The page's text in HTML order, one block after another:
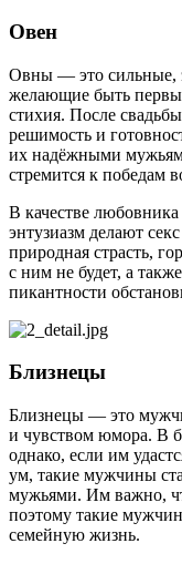
Овен
Овны — это сильные,
желающие быть
стихия. После
решимость и
их надёжными
стремится к победам
В качестве
энтузиазм делают
природная страсть,
с ним не будет, а
пикантности
Близнецы
Близнецы — это
и чувством юмора. В
однако, если им
ум, такие мужчины
мужьями. Им важно,
поэтому такие
семейную жизнь.